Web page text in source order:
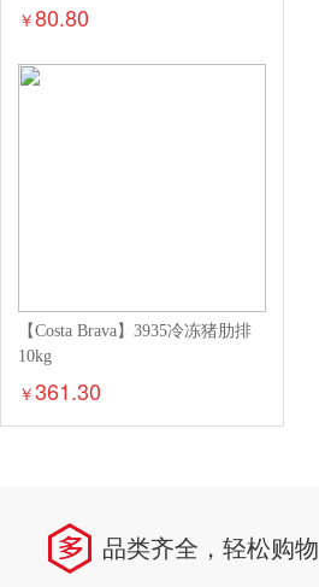
￥80.80
【Costa Brava】3935冷冻猪肋排
10kg
￥361.30
品类齐全，轻松购物